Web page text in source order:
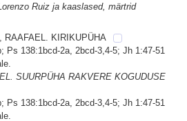
Ruiz ja kaaslased, märtrid
RAAFAEL. KIRIKUPÜHA
Ps 138:1bcd-2a, 2bcd-3,4-5; Jh 1:47-51
SUURPÜHA RAKVERE KOGUDUSE
Ps 138:1bcd-2a, 2bcd-3,4-5; Jh 1:47-51